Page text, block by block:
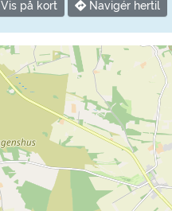
Vis på kort Navigér hertil